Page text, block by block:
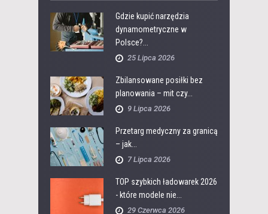
Gdzie kupić narzędzia
dynamometryczne w
Polsce?...
25 Lipca 2026
Zbilansowane posiłki bez
planowania – mit czy...
9 Lipca 2026
Przetarg medyczny za granicą
– jak...
7 Lipca 2026
TOP szybkich ładowarek 2026
- które modele nie...
29 Czerwca 2026